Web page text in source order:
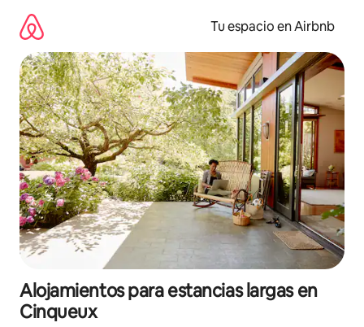
contenido
Tu espacio en Airbnb
Alojamientos para estancias largas en
Cinqueux